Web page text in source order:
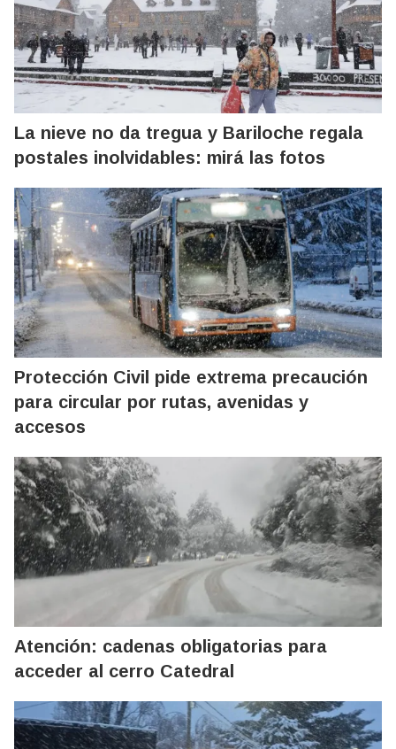
La nieve no da tregua y Bariloche regala
postales inolvidables: mirá las fotos
Protección Civil pide extrema precaución
para circular por rutas, avenidas y
accesos
Atención: cadenas obligatorias para
acceder al cerro Catedral